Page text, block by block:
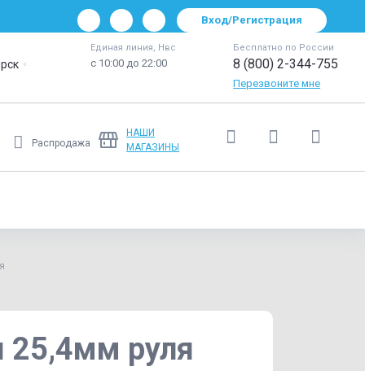
Вход/Регистрация
Единая линия, Нвс
с 10:00 до 22:00
Бесплатно по России
8 (800) 2-344-755
Перезвоните мне
Распродажа
НАШИ
МАГАЗИНЫ
25,4мм руля